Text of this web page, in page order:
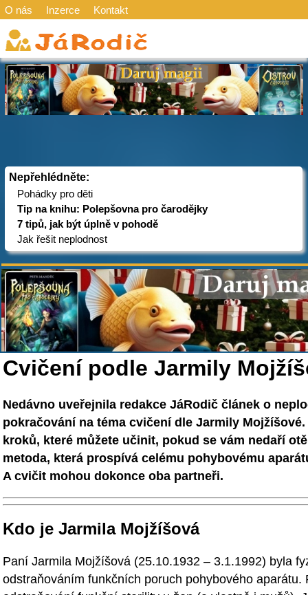
O nás Inzerce Kontakt
Nepřehlédněte:
Pohádky pro děti
Tip na knihu: Polepšovna pro čarodějky
7 tipů, jak být úplně v pohodě
Jak řešit neplodnost
Cvičení podle Jarmily
Nedávno uveřejnila redakce JáRodič článek o
pokračování na téma cvičení dle Jarmily
kroků, které můžete učinit, pokud se vám nedaří
metoda, která prospívá celému pohybovému
A cvičit mohou dokonce oba partneři.
Kdo je Jarmila Mojžíšová
Paní Jarmila Mojžíšová (25.10.1932 – 3.1.1992) byla
odstraňováním funkčních poruch pohybového